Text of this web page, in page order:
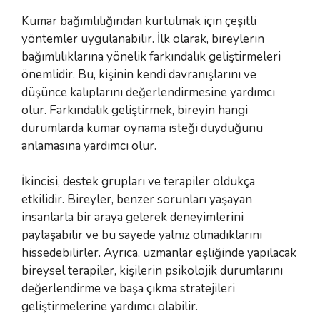
Kumar bağımlılığından kurtulmak için çeşitli
yöntemler uygulanabilir. İlk olarak, bireylerin
bağımlılıklarına yönelik farkındalık geliştirmeleri
önemlidir. Bu, kişinin kendi davranışlarını ve
düşünce kalıplarını değerlendirmesine yardımcı
olur. Farkındalık geliştirmek, bireyin hangi
durumlarda kumar oynama isteği duyduğunu
anlamasına yardımcı olur.
İkincisi, destek grupları ve terapiler oldukça
etkilidir. Bireyler, benzer sorunları yaşayan
insanlarla bir araya gelerek deneyimlerini
paylaşabilir ve bu sayede yalnız olmadıklarını
hissedebilirler. Ayrıca, uzmanlar eşliğinde yapılacak
bireysel terapiler, kişilerin psikolojik durumlarını
değerlendirme ve başa çıkma stratejileri
geliştirmelerine yardımcı olabilir.